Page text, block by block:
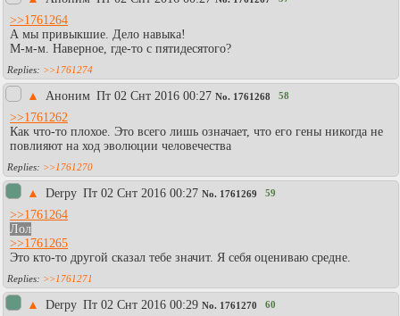
>>1761264
А мы привыкшие. Дело навыка!
М-м-м. Наверное, где-то с пятидесятого?
>>1761274
▲ Аноним Пт 02 Снт 2016 00:27 No. 1761268 58
>>1761262
Как что-то плохое. Это всего лишь означает, что его гены никогда не
повлияют на ход эволюции человечества
>>1761270
▲ Derpy Пт 02 Снт 2016 00:27 No. 1761269 59
>>1761264
Лол
>>1761265
Это кто-то другой сказал тебе значит. Я себя оцениваю средне.
>>1761271
▲ Derpy Пт 02 Снт 2016 00:29 No. 1761270 60